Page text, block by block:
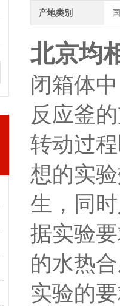
产地类别
北京均
闭箱体
反应釜
转动过
想的实
生，同
据实验
的水热
实验的